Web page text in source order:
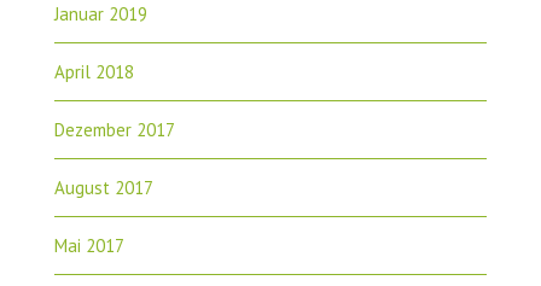
Januar 2019
April 2018
Dezember 2017
August 2017
Mai 2017